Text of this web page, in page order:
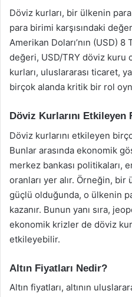
Döviz kurları, bir ülkenin
para birimi karşısındaki
Amerikan Doları’nın (USD) 8
değeri, USD/TRY döviz kuru
kurları, uluslararası ticaret,
birçok alanda kritik bir rol
Döviz Kurlarını Etkileyen
Döviz kurlarını etkileyen
Bunlar arasında ekonomik
merkez bankası politikaları,
oranları yer alır. Örneğin,
güçlü olduğunda, o ülkenin
kazanır. Bunun yanı sıra,
ekonomik krizler de döviz
etkileyebilir.
Altın Fiyatları Nedir?
Altın fiyatları, altının